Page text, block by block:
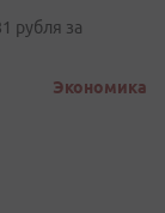
рубля за
Экономика